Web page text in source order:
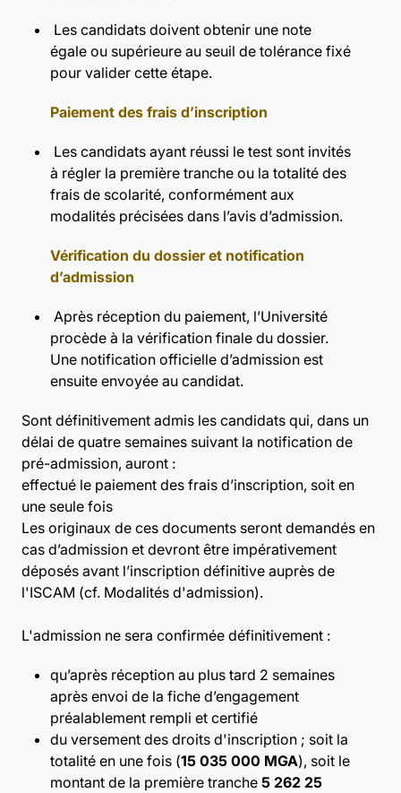
Les candidats doivent obtenir une note
égale ou supérieure au seuil de tolérance fixé
pour valider cette étape.
Paiement des frais d’inscription
Les candidats ayant réussi le test sont invités
à régler la première tranche ou la totalité des
frais de scolarité, conformément aux
modalités précisées dans l’avis d’admission.
Vérification du dossier et notification
d’admission
Après réception du paiement, l’Université
procède à la vérification finale du dossier.
Une notification officielle d’admission est
ensuite envoyée au candidat.
Sont définitivement admis les candidats qui, dans un
délai de quatre semaines suivant la notification de
pré-admission, auront :
effectué le paiement des frais d’inscription, soit en
une seule fois
Les originaux de ces documents seront demandés en
cas d’admission et devront être impérativement
déposés avant l’inscription définitive auprès de
l'ISCAM (cf. Modalités d'admission).
L'admission ne sera confirmée définitivement :
qu’après réception au plus tard 2 semaines
après envoi de la fiche d’engagement
préalablement rempli et certifié
du versement des droits d'inscription ; soit la
totalité en une fois (15 035 000 MGA), soit le
montant de la première tranche 5 262 25